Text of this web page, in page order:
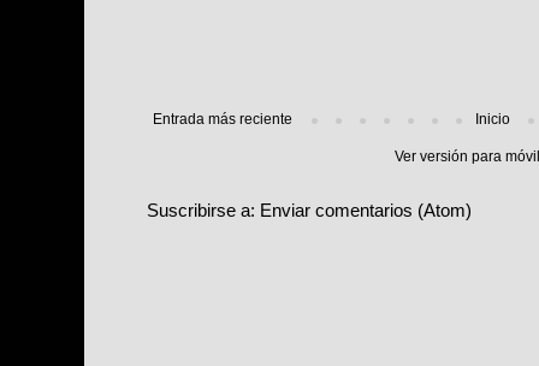
Entrada más reciente Inicio
Ver versión para
Suscribirse a: Enviar comentarios (Atom)